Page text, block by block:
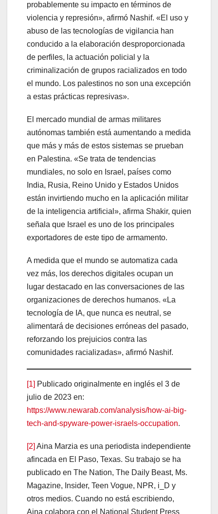
probablemente su impacto en términos de
violencia y represión», afirmó Nashif. «El uso y
abuso de las tecnologías de vigilancia han
conducido a la elaboración desproporcionada
de perfiles, la actuación policial y la
criminalización de grupos racializados en todo
el mundo. Los palestinos no son una excepción
a estas prácticas represivas».
El mercado mundial de armas militares
autónomas también está aumentando a medida
que más y más de estos sistemas se prueban
en Palestina. «Se trata de tendencias
mundiales, no solo en Israel, países como
India, Rusia, Reino Unido y Estados Unidos
están invirtiendo mucho en la aplicación militar
de la inteligencia artificial», afirma Shakir, quien
señala que Israel es uno de los principales
exportadores de este tipo de armamento.
A medida que el mundo se automatiza cada
vez más, los derechos digitales ocupan un
lugar destacado en las conversaciones de las
organizaciones de derechos humanos. «La
tecnología de IA, que nunca es neutral, se
alimentará de decisiones erróneas del pasado,
reforzando los prejuicios contra las
comunidades racializadas», afirmó Nashif.
[1] Publicado originalmente en inglés el 3 de
julio de 2023 en:
https://www.newarab.com/analysis/how-ai-big-
tech-and-spyware-power-israels-occupation.
[2] Aina Marzia es una periodista independiente
afincada en El Paso, Texas. Su trabajo se ha
publicado en The Nation, The Daily Beast, Ms.
Magazine, Insider, Teen Vogue, NPR, i_D y
otros medios. Cuando no está escribiendo,
Aina colabora con el National Student Press